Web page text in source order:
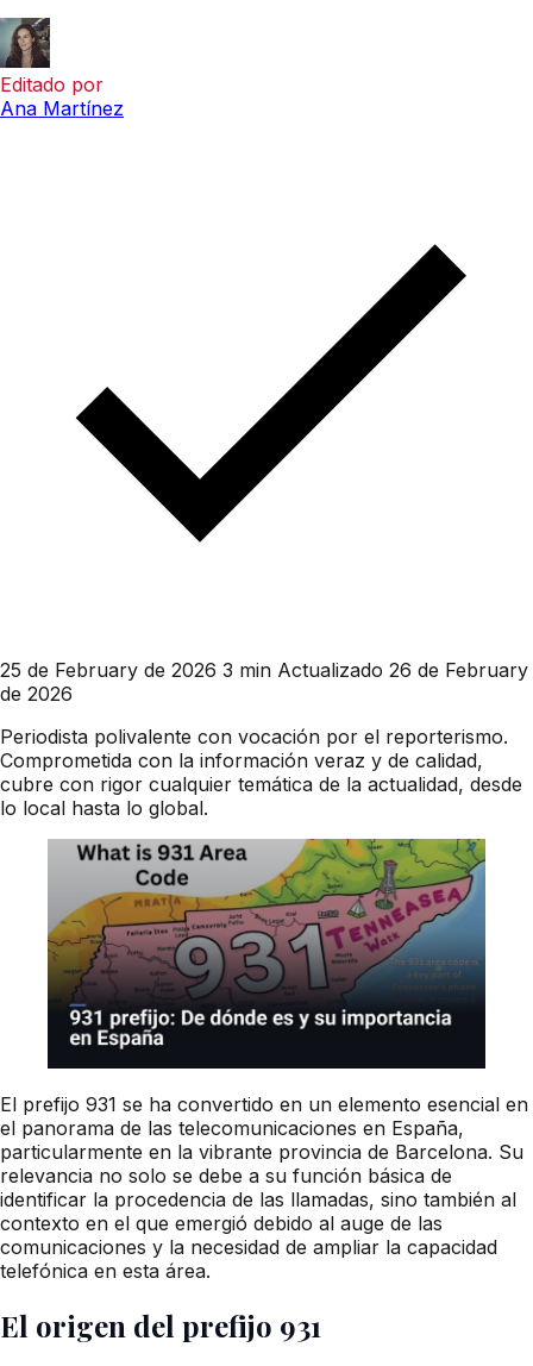
Editado por
Ana Martínez
25 de February de 2026 3 min Actualizado 26 de February
de 2026
Periodista polivalente con vocación por el reporterismo.
Comprometida con la información veraz y de calidad,
cubre con rigor cualquier temática de la actualidad, desde
lo local hasta lo global.
El prefijo 931 se ha convertido en un elemento esencial en
el panorama de las telecomunicaciones en España,
particularmente en la vibrante provincia de Barcelona. Su
relevancia no solo se debe a su función básica de
identificar la procedencia de las llamadas, sino también al
contexto en el que emergió debido al auge de las
comunicaciones y la necesidad de ampliar la capacidad
telefónica en esta área.
El origen del prefijo 931